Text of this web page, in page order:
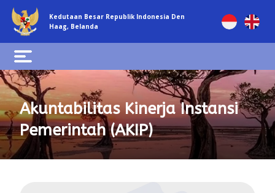
Kedutaan Besar Republik Indonesia Den
Haag, Belanda
Akuntabilitas Kinerja Instansi
Pemerintah (AKIP)